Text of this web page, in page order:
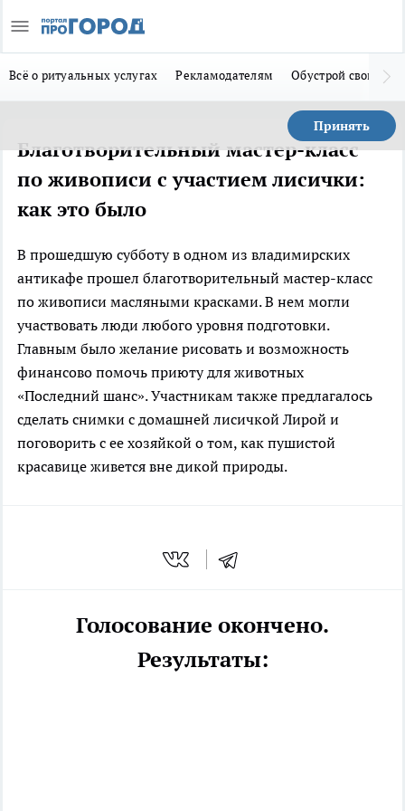
Всё о ритуальных услугах Рекламодателям Обустрой свой дом
Принять
Благотворительный мастер-класс
по живописи с участием лисички:
как это было
В прошедшую субботу в одном из владимирских
антикафе прошел благотворительный мастер-класс
по живописи масляными красками. В нем могли
участвовать люди любого уровня подготовки.
Главным было желание рисовать и возможность
финансово помочь приюту для животных
«Последний шанс». Участникам также предлагалось
сделать снимки с домашней лисичкой Лирой и
поговорить с ее хозяйкой о том, как пушистой
красавице живется вне дикой природы.
Голосование окончено.
Результаты: